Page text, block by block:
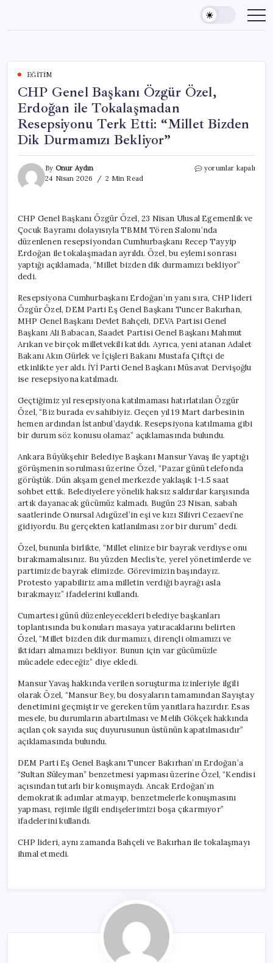
content
EĞITIM
CHP Genel Başkanı Özgür Özel,
Erdoğan ile Tokalaşmadan
Resepsiyonu Terk Etti: “Millet Bizden
Dik Durmamızı Bekliyor”
By Onur Aydın
24 Nisan 2026
2 Min Read
CHP
Erdoğan
ile
Tokalaşmadan
Resepsiyonu
Terk
Dik
Durmamızı
Bekliyor”
için
yorumlar kapalı
CHP Genel Başkanı Özgür Özel, 23 Nisan Ulusal Egemenlik ve
Çocuk Bayramı dolayısıyla TBMM Tören Salonu’nda
düzenlenen resepsiyondan Cumhurbaşkanı Recep Tayyip
Erdoğan ile tokalaşmadan ayrıldı. Özel, bu eylemi sonrası
yaptığı açıklamada, “Millet bizden dik durmamızı bekliyor”
dedi.
Resepsiyona Cumhurbaşkanı Erdoğan’ın yanı sıra, CHP lideri
Özgür Özel, DEM Parti Eş Genel Başkanı Tuncer Bakırhan,
MHP Genel Başkanı Devlet Bahçeli, DEVA Partisi Genel
Başkanı Ali Babacan, Saadet Partisi Genel Başkanı Mahmut
Arıkan ve birçok milletvekili katıldı. Ayrıca, yeni atanan Adalet
Bakanı Akın Gürlek ve İçişleri Bakanı Mustafa Çiftçi de
etkinlikte yer aldı. İYİ Parti Genel Başkanı Müsavat Dervişoğlu
ise resepsiyona katılmadı.
Geçtiğimiz yıl resepsiyona katılmaması hatırlatılan Özgür
Özel, “Biz burada ev sahibiyiz. Geçen yıl 19 Mart darbesinin
hemen ardından İstanbul’daydık. Resepsiyona katılmama gibi
bir durum söz konusu olamaz” açıklamasında bulundu.
Ankara Büyükşehir Belediye Başkanı Mansur Yavaş ile yaptığı
görüşmenin sorulması üzerine Özel, “Pazar günü telefonda
görüştük. Dün akşam genel merkezde yaklaşık 1-1.5 saat
sohbet ettik. Belediyelere yönelik haksız saldırılar karşısında
artık dayanacak gücümüz kalmadı. Bugün 23 Nisan, sabah
saatlerinde Onursal Adıgüzel’in eşi ve kızı Silivri Cezaevi’ne
gidiyordu. Bu gerçekten katlanılması zor bir durum” dedi.
Özel, bununla birlikte, “Millet elinize bir bayrak verdiyse onu
bırakmamalısınız. Bu yüzden Meclis’te, yerel yönetimlerde ve
partimizde bayrak elimizde. Görevimizin başındayız.
Protesto yapabiliriz ama milletin verdiği bayrağı asla
bırakmayız” ifadelerini kullandı.
Cumartesi günü düzenleyecekleri belediye başkanları
toplantısında bu konuları masaya yatıracaklarını belirten
Özel, “Millet bizden dik durmamızı, dirençli olmamızı ve
iktidarı almamızı bekliyor. Bunun için var gücümüzle
mücadele edeceğiz” diye ekledi.
Mansur Yavaş hakkında verilen soruşturma izinleriyle ilgili
olarak Özel, “Mansur Bey, bu dosyaların tamamından Sayıştay
denetimini geçmiştir ve gereken tüm yanıtlara hazırdır. Esas
mesele, bu durumların abartılması ve Melih Gökçek hakkında
açılan çok sayıda suç duyurusunun üstünün kapatılmasıdır”
açıklamasında bulundu.
DEM Parti Eş Genel Başkanı Tuncer Bakırhan’ın Erdoğan’a
“Sultan Süleyman” benzetmesi yapması üzerine Özel, “Kendisi
açısından tutarlı bir konuşmaydı. Ancak Erdoğan’ın
demokratik adımlar atmayıp, benzetmelerle konuşmasını
yapması, rejimle ilgili endişelerimizi boşa çıkarmıyor”
ifadelerini kullandı.
CHP lideri, aynı zamanda Bahçeli ve Bakırhan ile tokalaşmayı
ihmal etmedi.